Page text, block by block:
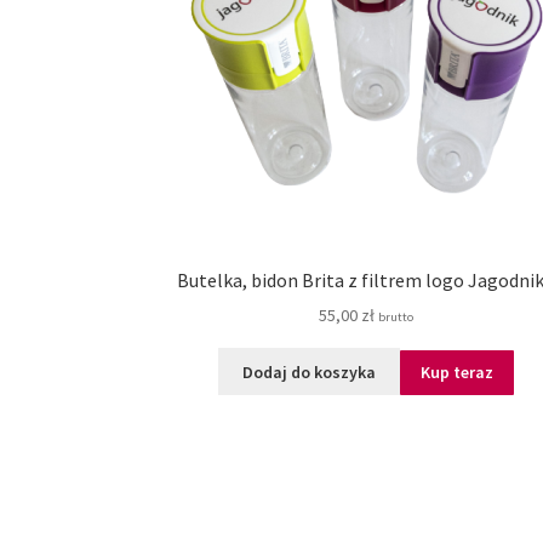
Butelka, bidon Brita z filtrem logo
55,00 zł brutto
Dodaj do koszyka Kup teraz